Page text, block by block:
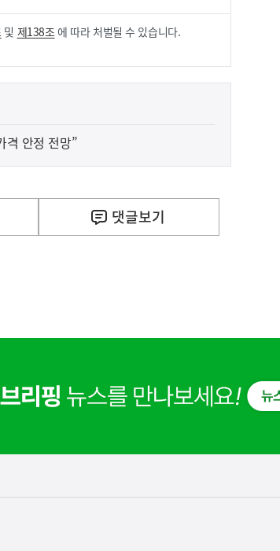
및 제138조 에 따라 처벌될 수 있습니다.
격 안정 전망”
댓글보기